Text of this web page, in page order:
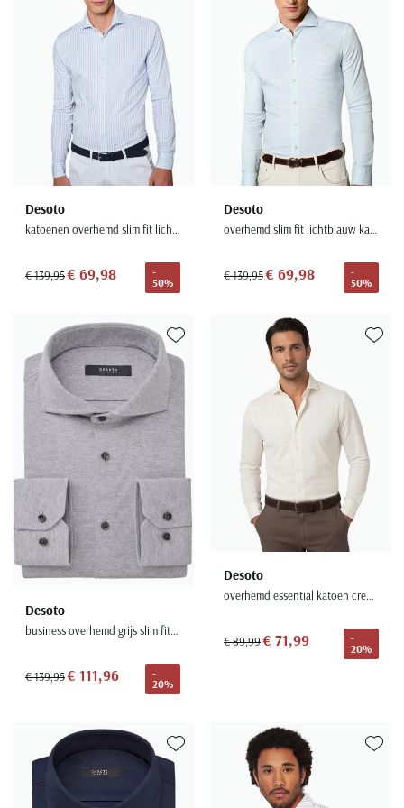
Desoto
katoenen overhemd slim fit lichtblauw gestreept
€ 139,95€ 69,98
-
50%
Desoto
overhemd slim fit lichtblauw katoen geprint
€ 139,95€ 69,98
-
50%
Desoto
business overhemd grijs slim fit effen katoen
€ 139,95€ 111,96
-
20%
Toevoegen aan favorieten
Desoto
overhemd essential katoen creme
€ 89,99€ 71,99
-
20%
Toevoegen aan favorieten